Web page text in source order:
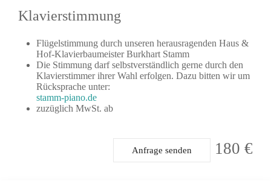
Klavierstimmung
Flügelstimmung durch unseren herausragenden Haus &
Hof-Klavierbaumeister Burkhart Stamm
Die Stimmung darf selbstverständlich gerne durch den
Klavierstimmer ihrer Wahl erfolgen. Dazu bitten wir um
Rücksprache unter:
stamm-piano.de
zuzüglich MwSt. ab
Anfrage senden 180 €